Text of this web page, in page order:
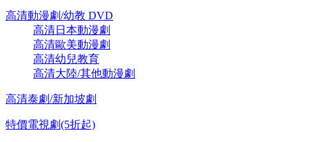
高清動漫劇/幼教 DVD
高清日本動漫劇
高清歐美動漫劇
高清幼兒教育
高清大陸/其他動漫劇
高清泰劇/新加坡劇
特價電視劇(5折起)